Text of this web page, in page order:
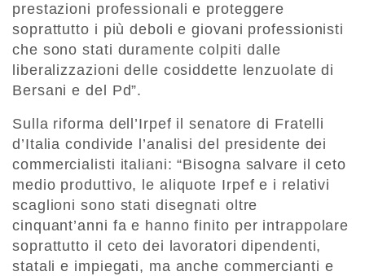
prestazioni professionali e proteggere
soprattutto i più deboli e giovani professionisti
che sono stati duramente colpiti dalle
liberalizzazioni delle cosiddette lenzuolate di
Bersani e del Pd”.
Sulla riforma dell’Irpef il senatore di Fratelli
d’Italia condivide l’analisi del presidente dei
commercialisti italiani: “Bisogna salvare il ceto
medio produttivo, le aliquote Irpef e i relativi
scaglioni sono stati disegnati oltre
cinquant’anni fa e hanno finito per intrappolare
soprattutto il ceto dei lavoratori dipendenti,
statali e impiegati, ma anche commercianti e